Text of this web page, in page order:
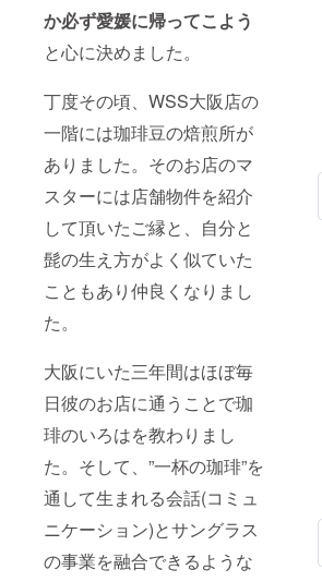
か必ず愛媛に帰ってこよう
と心に決めました。
丁度その頃、WSS大阪店の
一階には珈琲豆の焙煎所が
ありました。そのお店のマ
スターには店舗物件を紹介
して頂いたご縁と、自分と
髭の生え方がよく似ていた
こともあり仲良くなりまし
た。
大阪にいた三年間はほぼ毎
日彼のお店に通うことで珈
琲のいろはを教わりまし
た。そして、”一杯の珈琲”を
通して生まれる会話(コミュ
ニケーション)とサングラス
の事業を融合できるような